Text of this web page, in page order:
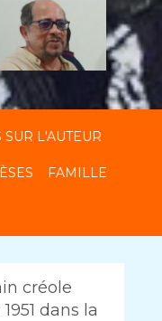
SUR L'AUTEUR
FAMILLE
créole
dans la